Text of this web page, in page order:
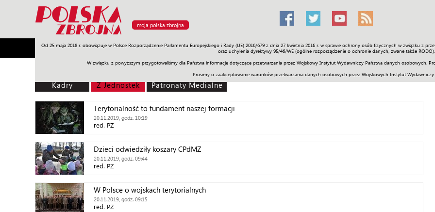
moja polska zbrojna
Od 25 maja 2018 r. obowiązuje w Polsce Rozporządzenie Parlamentu Europejskiego i Rady (UE) 2016/679 z dnia 27 kwietnia 2016 r. w sprawie ochrony osób fizycznych w związku z
oraz uchylenia dyrektywy 95/46/WE (ogólne rozporządzenie o ochronie danych, zwane także RODO).
W związku z powyższym przygotowaliśmy dla Państwa informacje dotyczące przetwarzania przez Wojskowy Instytut Wydawniczy Państwa danych osobowych.
Prosimy o zaakceptowanie warunków przetwarzania danych osobowych przez Wojskowych Instytut Wydawniczy
Armia Poligon Sprzęt Misje Polityka Prawo Świat Społeczność Sport Historia Galerie Wideo
Kadry Z Jednostek Patronaty Medialne
Terytorialność to fundament naszej formacji
20.11.2019, godz. 10:19
red. PZ
Dzieci odwiedziły koszary CPdMZ
20.11.2019, godz. 09:44
red. PZ
W Polsce o wojskach terytorialnych
20.11.2019, godz. 09:15
red. PZ